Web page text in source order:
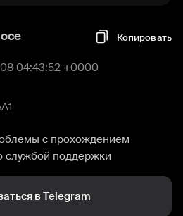
Копировать
04:43:52 +0000
с прохождением
службой поддержки
в Telegram